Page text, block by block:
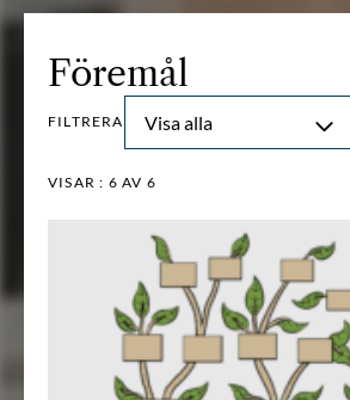
Föremål
FILTRERA Visa alla
VISAR : 6 AV 6